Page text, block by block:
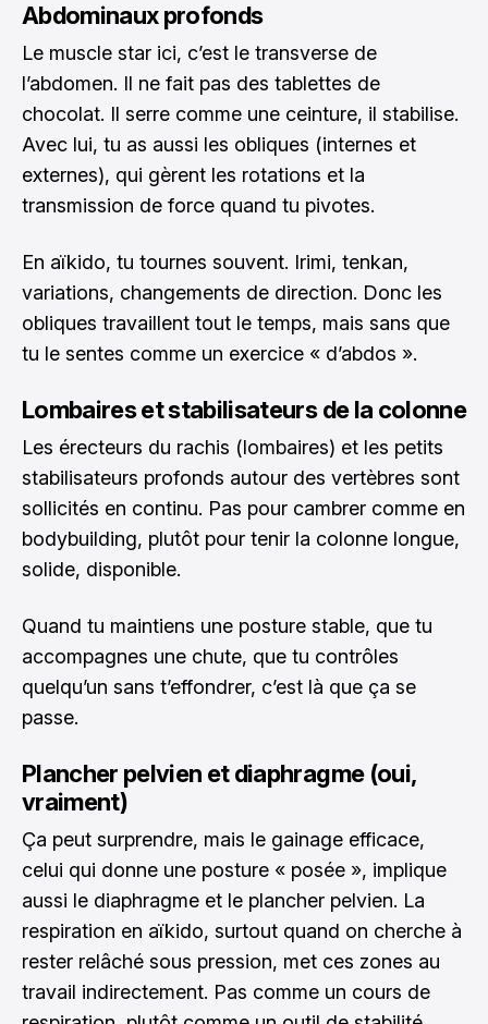
Abdominaux profonds
Le muscle star ici, c’est le transverse de
l’abdomen. Il ne fait pas des tablettes de
chocolat. Il serre comme une ceinture, il stabilise.
Avec lui, tu as aussi les obliques (internes et
externes), qui gèrent les rotations et la
transmission de force quand tu pivotes.
En aïkido, tu tournes souvent. Irimi, tenkan,
variations, changements de direction. Donc les
obliques travaillent tout le temps, mais sans que
tu le sentes comme un exercice « d’abdos ».
Lombaires et stabilisateurs de la colonne
Les érecteurs du rachis (lombaires) et les petits
stabilisateurs profonds autour des vertèbres sont
sollicités en continu. Pas pour cambrer comme en
bodybuilding, plutôt pour tenir la colonne longue,
solide, disponible.
Quand tu maintiens une posture stable, que tu
accompagnes une chute, que tu contrôles
quelqu’un sans t’effondrer, c’est là que ça se
passe.
Plancher pelvien et diaphragme (oui,
vraiment)
Ça peut surprendre, mais le gainage efficace,
celui qui donne une posture « posée », implique
aussi le diaphragme et le plancher pelvien. La
respiration en aïkido, surtout quand on cherche à
rester relâché sous pression, met ces zones au
travail indirectement. Pas comme un cours de